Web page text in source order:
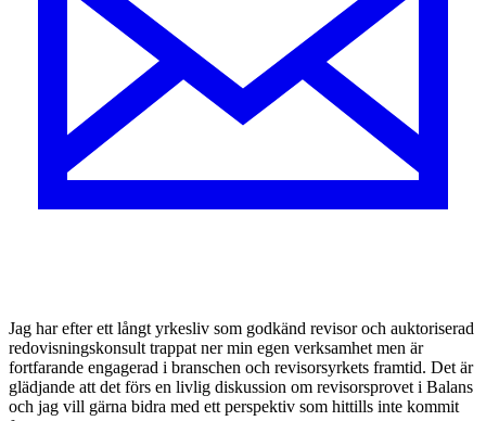
Jag har efter ett långt yrkesliv som godkänd revisor och auktoriserad
redovisningskonsult trappat ner min egen verksamhet men är
fortfarande engagerad i branschen och revisorsyrkets framtid. Det är
glädjande att det förs en livlig diskussion om revisorsprovet i Balans
och jag vill gärna bidra med ett perspektiv som hittills inte kommit